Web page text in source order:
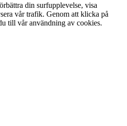
din surfupplevelse, visa
vår trafik. Genom att klicka på
till vår användning av cookies.